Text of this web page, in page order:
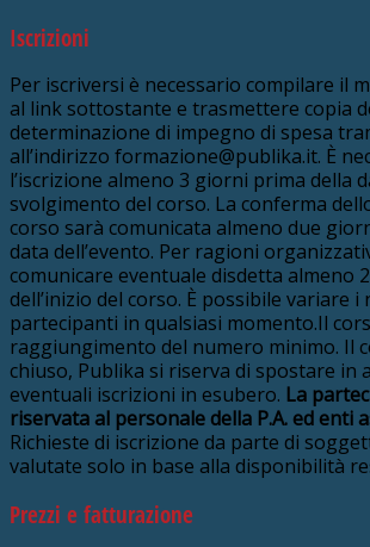
Iscrizioni
Per iscriversi è necessario compilare il
al link sottostante e trasmettere copia
determinazione di impegno di spesa
all’indirizzo formazione@publika.it. È
l’iscrizione almeno 3 giorni prima della
svolgimento del corso. La conferma
corso sarà comunicata almeno due
data dell’evento. Per ragioni
comunicare eventuale disdetta almeno
dell’inizio del corso. È possibile variare i
partecipanti in qualsiasi momento.Il
raggiungimento del numero minimo. Il
chiuso, Publika si riserva di spostare in
eventuali iscrizioni in esubero. La
riservata al personale della P.A. ed enti
Richieste di iscrizione da parte di
valutate solo in base alla disponibilità
Prezzi e fatturazione